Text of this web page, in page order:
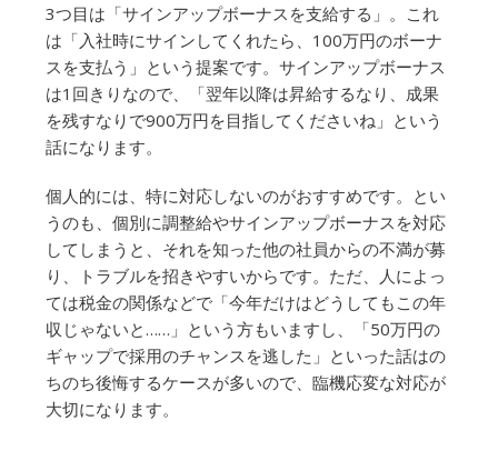
3つ目は「サインアップボーナスを支給する」。これ
は「入社時にサインしてくれたら、100万円のボーナ
スを支払う」という提案です。サインアップボーナス
は1回きりなので、「翌年以降は昇給するなり、成果
を残すなりで900万円を目指してくださいね」という
話になります。
個人的には、特に対応しないのがおすすめです。とい
うのも、個別に調整給やサインアップボーナスを対応
してしまうと、それを知った他の社員からの不満が募
り、トラブルを招きやすいからです。ただ、人によっ
ては税金の関係などで「今年だけはどうしてもこの年
収じゃないと……」という方もいますし、「50万円の
ギャップで採用のチャンスを逃した」といった話はの
ちのち後悔するケースが多いので、臨機応変な対応が
大切になります。